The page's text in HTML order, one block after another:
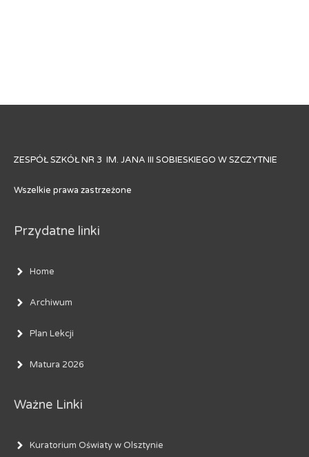
ZESPÓŁ SZKÓŁ NR 3 IM. JANA III SOBIESKIEGO W SZCZYTNIE
Wszelkie prawa zastrzeżone
Przydatne linki
Home
Archiwum
Plan Lekcji
Matura 2026
Ważne Linki
Kuratorium Oświaty w Olsztynie